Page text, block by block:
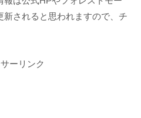
新されると思われますので、チ
ーリンク